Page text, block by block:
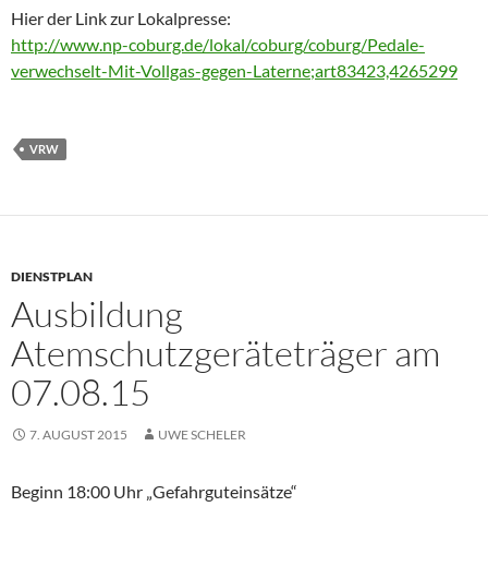
Hier der Link zur Lokalpresse:
http://www.np-coburg.de/lokal/coburg/coburg/Pedale-
verwechselt-Mit-Vollgas-gegen-Laterne;art83423,4265299
VRW
DIENSTPLAN
Ausbildung
Atemschutzgeräteträger am
07.08.15
7. AUGUST 2015 UWE SCHELER
Beginn 18:00 Uhr „Gefahrguteinsätze“